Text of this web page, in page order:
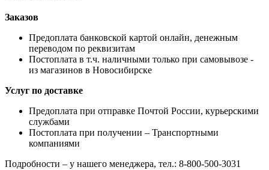
Заказов
Предоплата банковской картой онлайн, денежным
переводом по реквизитам
Постоплата в т.ч. наличными только при самовывозе -
из магазинов в Новосибирске
Услуг по доставке
Предоплата при отправке Почтой России, курьерскими
службами
Постоплата при получении – Транспортными
компаниями
Подробности – у нашего менеджера, тел.: 8-800-500-3031